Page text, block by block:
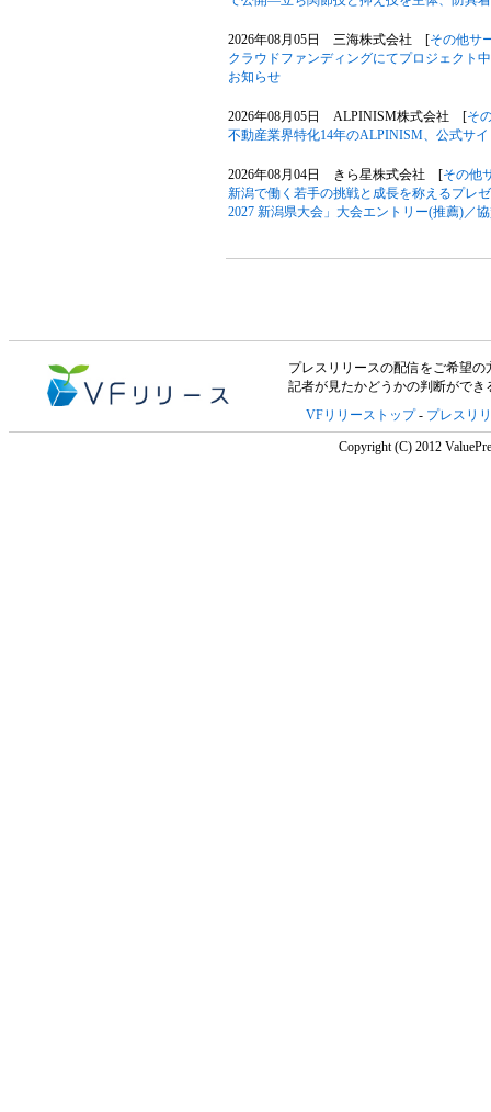
2026年08月05日 三海株式会社 [その他サ
クラウドファンディングにてプロジェクト
お知らせ
2026年08月05日 ALPINISM株式会社 [そ
不動産業界特化14年のALPINISM、公式サ
2026年08月04日 きら星株式会社 [その他
新潟で働く若手の挑戦と成長を称えるプレ
2027 新潟県大会」大会エントリー(推薦)／
プレスリリースの配信をご希望の
記者が見たかどうかの判断がで
VFリリーストップ- プレスリ
Copyright (C) 2012